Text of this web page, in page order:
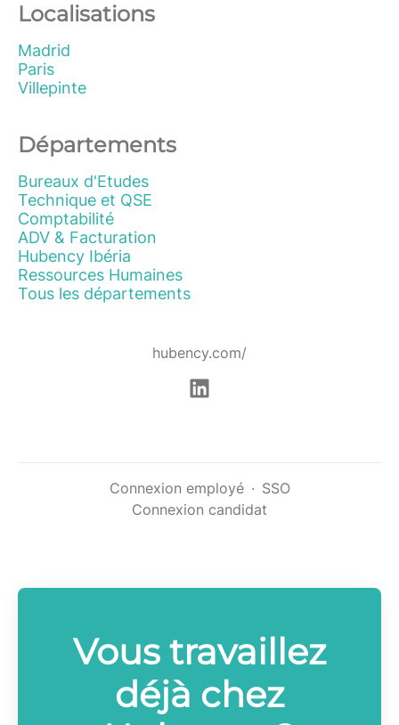
Localisations
Madrid
Paris
Villepinte
Départements
Bureaux d'Etudes
Technique et QSE
Comptabilité
ADV & Facturation
Hubency Ibéria
Ressources Humaines
Tous les départements
hubency.com/
Connexion employé · SSO
Connexion candidat
Vous travaillez
déjà chez